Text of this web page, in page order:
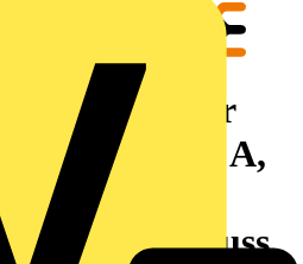
320 V, 18 A,
4 mm²,